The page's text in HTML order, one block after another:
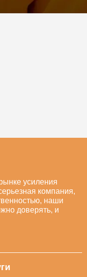
усиления
компания,
наши
доверять, и